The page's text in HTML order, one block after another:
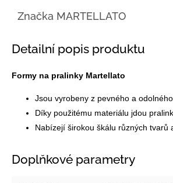
Značka MARTELLATO
Detailní popis produktu
Formy na pralinky Martellato
Jsou vyrobeny z pevného a
Díky použitému materiálu jdou
Nabízejí širokou škálu různých tvarů
Doplňkové parametry